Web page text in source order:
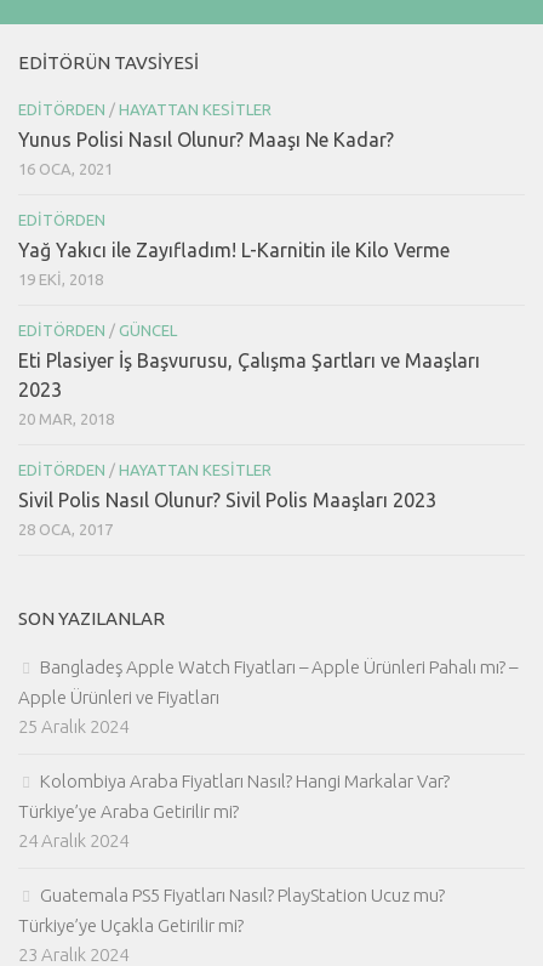
EDITÖRÜN TAVSIYESI
EDITÖRDEN / HAYATTAN KESITLER
Yunus Polisi Nasıl Olunur? Maaşı Ne Kadar?
16 OCA, 2021
EDITÖRDEN
Yağ Yakıcı ile Zayıfladım! L-Karnitin ile Kilo Verme
19 EKI, 2018
EDITÖRDEN / GÜNCEL
Eti Plasiyer İş Başvurusu, Çalışma Şartları ve Maaşları
2023
20 MAR, 2018
EDITÖRDEN / HAYATTAN KESITLER
Sivil Polis Nasıl Olunur? Sivil Polis Maaşları 2023
28 OCA, 2017
SON YAZILANLAR
Bangladeş Apple Watch Fiyatları – Apple Ürünleri Pahalı mı? –
Apple Ürünleri ve Fiyatları
25 Aralık 2024
Kolombiya Araba Fiyatları Nasıl? Hangi Markalar Var?
Türkiye’ye Araba Getirilir mi?
24 Aralık 2024
Guatemala PS5 Fiyatları Nasıl? PlayStation Ucuz mu?
Türkiye’ye Uçakla Getirilir mi?
23 Aralık 2024